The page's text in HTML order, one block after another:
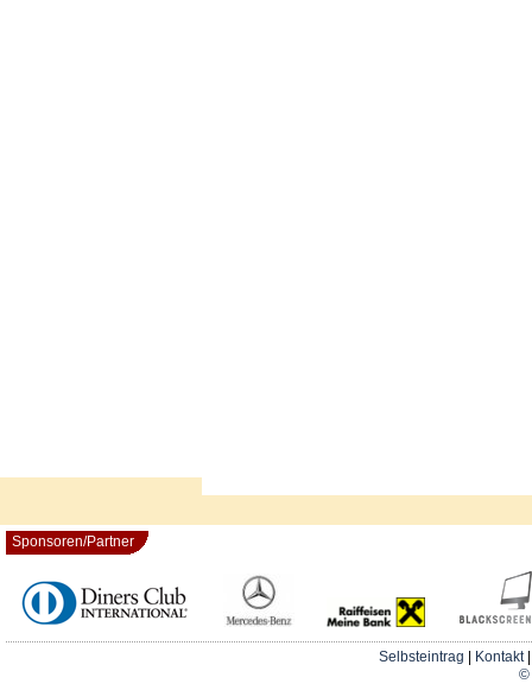
Sponsoren/Partner
Selbsteintrag Kontakt
©